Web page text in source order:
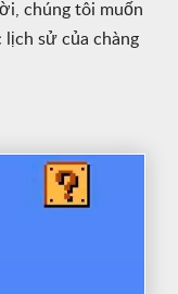
chúng tôi muốn
sử của chàng